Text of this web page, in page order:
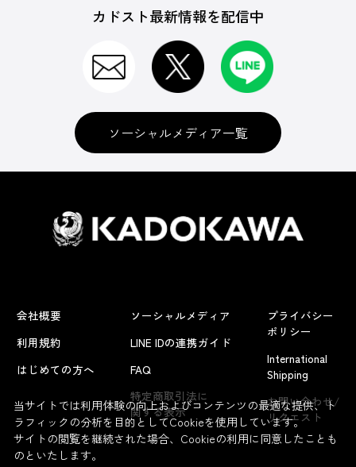
カドスト最新情報を配信中
ソーシャルメディア一覧
会社概要
利用規約
はじめての方へ
ソーシャルメディア
LINE IDの連携ガイド
FAQ
特定商取引法に
関する表示
プライバシー
ポリシー
International
Shipping
お問い合わせ/
リクエスト
当サイトでは利用体験の向上およびコンテンツの最適な提供、ト
ラフィックの分析を目的としてCookieを使用しています。
サイトの閲覧を継続された場合、Cookieの利用に同意したことも
のといたします。